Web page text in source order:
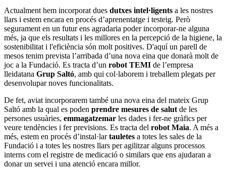
Actualment hem incorporat dues dutxes intel·ligents a les nostres
llars i estem encara en procés d’aprenentatge i testeig. Però
segurament en un futur ens agradaria poder incorporar-ne alguna
més, ja que els resultats i les millores en la percepció de la higiene, la
sostenibilitat i l'eficiència són molt positives. D'aquí un parell de
mesos tenim prevista l’arribada d’una nova eina que donarà molt de
joc a la Fundació. Es tracta d’un robot TEMI de l’empresa
lleidatana Grup Saltó, amb qui col·laborem i treballem plegats per
desenvolupar noves funcionalitats.
De fet, aviat incorporarem també una nova eina del mateix Grup
Saltó amb la qual es poden prendre mesures de salutde les
persones usuàries, emmagatzemar les dades i fer-ne gràfics per
veure tendències i fer previsions. Es tracta del robot Maia. A més a
més, estem en procés d’instal·lartauletes a totes les sales de la
Fundació i a totes les nostres llars per agilitzar alguns processos
interns com el registre de medicació o similars que ens ajudaran a
donar un servei i una atenció encara millor.